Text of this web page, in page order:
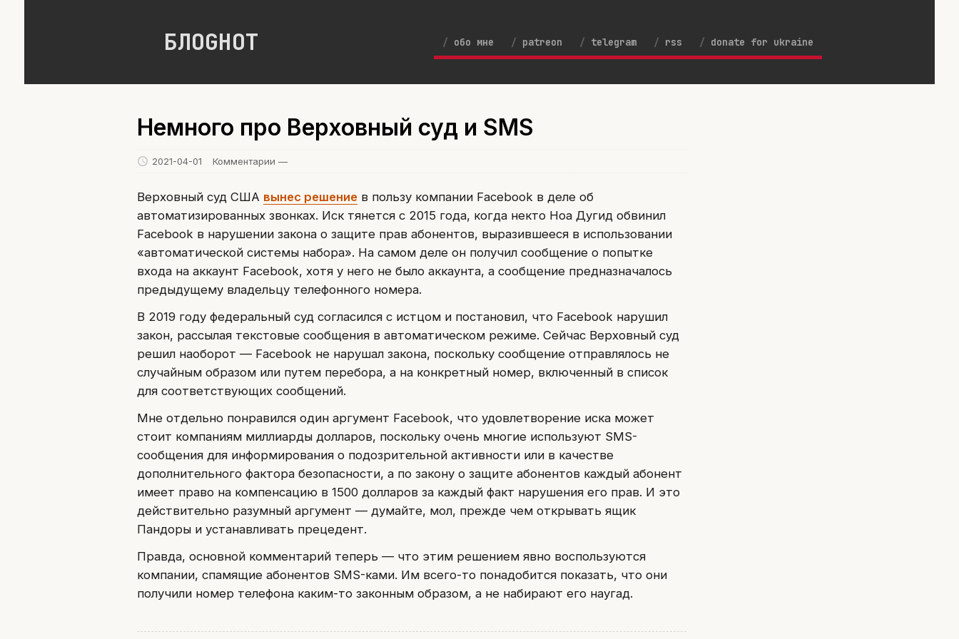
БЛОGНОТ обо мне patreon telegram rss donate for ukraine
Немного про Верховный суд и SMS
2021-04-01 Комментарии —
Верховный суд США вынес решениев пользу компании Facebook в деле об
автоматизированных звонках. Иск тянется с 2015 года, когда некто Ноа Дугид обвинил
Facebook в нарушении закона о защите прав абонентов, выразившееся в использовании
«автоматической системы набора». На самом деле он получил сообщение о попытке
входа на аккаунт Facebook, хотя у него не было аккаунта, а сообщение предназначалось
предыдущему владельцу телефонного номера.
В 2019 году федеральный суд согласился с истцом и постановил, что Facebook нарушил
закон, рассылая текстовые сообщения в автоматическом режиме. Сейчас Верховный суд
решил наоборот — Facebook не нарушал закона, поскольку сообщение отправлялось не
случайным образом или путем перебора, а на конкретный номер, включенный в список
для соответствующих сообщений.
Мне отдельно понравился один аргумент Facebook, что удовлетворение иска может
стоит компаниям миллиарды долларов, поскольку очень многие используют SMS-
сообщения для информирования о подозрительной активности или в качестве
дополнительного фактора безопасности, а по закону о защите абонентов каждый абонент
имеет право на компенсацию в 1500 долларов за каждый факт нарушения его прав. И это
действительно разумный аргумент — думайте, мол, прежде чем открывать ящик
Пандоры и устанавливать прецедент.
Правда, основной комментарий теперь — что этим решением явно воспользуются
компании, спамящие абонентов SMS-ками. Им всего-то понадобится показать, что они
получили номер телефона каким-то законным образом, а не набирают его наугад.